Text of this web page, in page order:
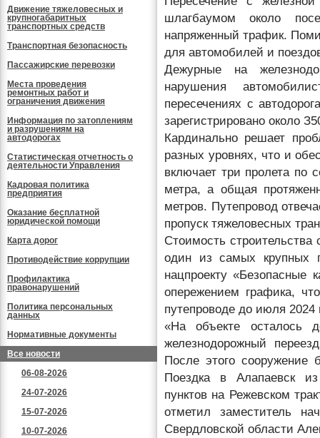
Движение тяжеловесных и
крупногабаритных
транспортных средств
Транспортная безопасность
Пассажирские перевозки
Места проведения
ремонтных работ и
ограничения движения
Информация по затоплениям
и разрушениям на
автодорогах
Статистическая отчетность о
деятельности Управления
Кадровая политика
предприятия
Оказание бесплатной
юридической помощи
Карта дорог
Противодействие коррупции
Профилактика
правонарушений
Политика персональных
данных
Нормативные документы
Все новости
06-08-2026
24-07-2026
15-07-2026
10-07-2026
шлагбаумом около
напряженный трафик.
для автомобилей и
Дежурные на
нарушения
пересечениях с
зарегистрировано около
Кардинально решает
разных уровнях, что и
включает три пролета по
метра, а общая
метров. Путепровод
пропуск тяжеловесных
Стоимость
один из самых крупных
нацпроекту «Безопасные
опережением графика,
путепроводе до июля
«На объекте осталось
железнодорожный
После этого сооружение
Поездка в Алапаевск
пунктов на Режевском
отметил заместитель
Свердловской области